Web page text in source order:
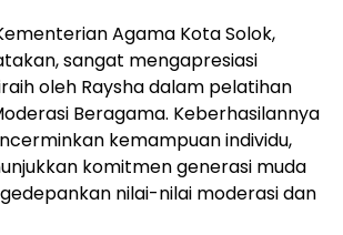
Agama Kota Solok,
sangat mengapresiasi
oleh Raysha dalam pelatihan
Beragama. Keberhasilannya
kemampuan individu,
komitmen generasi muda
nilai-nilai moderasi dan